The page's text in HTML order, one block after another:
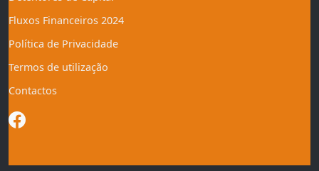
Fluxos Financeiros 2024
Política de Privacidade
Termos de utilização
Contactos